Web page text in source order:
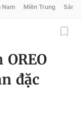
Nam Miền Trung Sản
đặc